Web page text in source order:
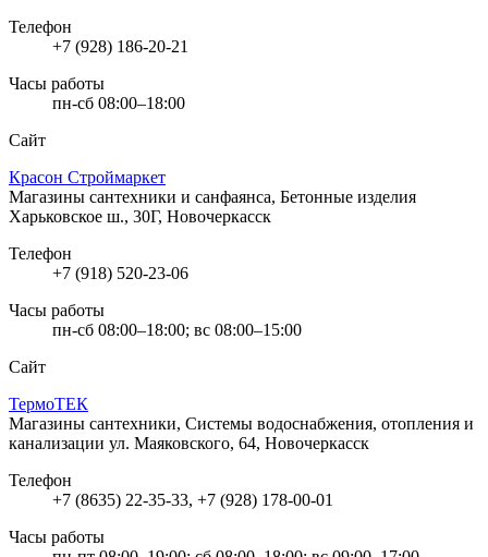
Телефон
+7 (928) 186-20-21
Часы работы
пн-сб 08:00–18:00
Сайт
Красон Строймаркет
Магазины сантехники и санфаянса, Бетонные изделия
Харьковское ш., 30Г, Новочеркасск
Телефон
+7 (918) 520-23-06
Часы работы
пн-сб 08:00–18:00; вс 08:00–15:00
Сайт
ТермоТЕК
Магазины сантехники, Системы водоснабжения, отопления и
канализации ул. Маяковского, 64, Новочеркасск
Телефон
+7 (8635) 22-35-33, +7 (928) 178-00-01
Часы работы